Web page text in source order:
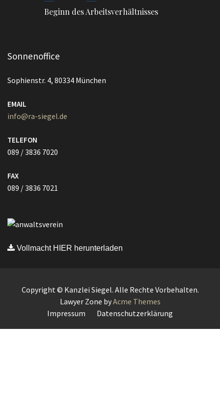
Beginn des Arbeitsverhältnisses
Sonnenoffice
Sophienstr. 4, 80334 München
EMAIL
info@ra-siegel.de
TELEFON
089 / 3836 7020
FAX
089 / 3836 7021
Vollmacht HIER herunterladen
Copyright © Kanzlei Siegel. Alle Rechte Vorbehalten.
Lawyer Zone byAcme Themes
Impressum
Datenschutzerklärung